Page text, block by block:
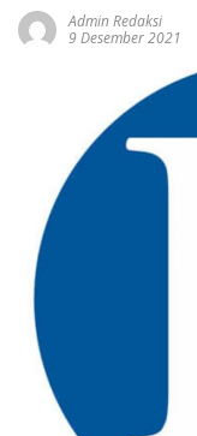
Admin Redaksi
9 Desember 2021